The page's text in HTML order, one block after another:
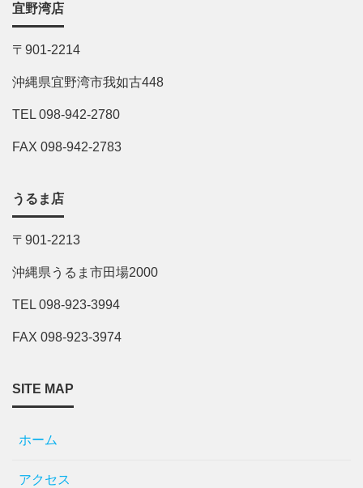
宜野湾店
〒901-2214
沖縄県宜野湾市我如古448
TEL 098-942-2780
FAX 098-942-2783
うるま店
〒901-2213
沖縄県うるま市田場2000
TEL 098-923-3994
FAX 098-923-3974
SITE MAP
ホーム
アクセス